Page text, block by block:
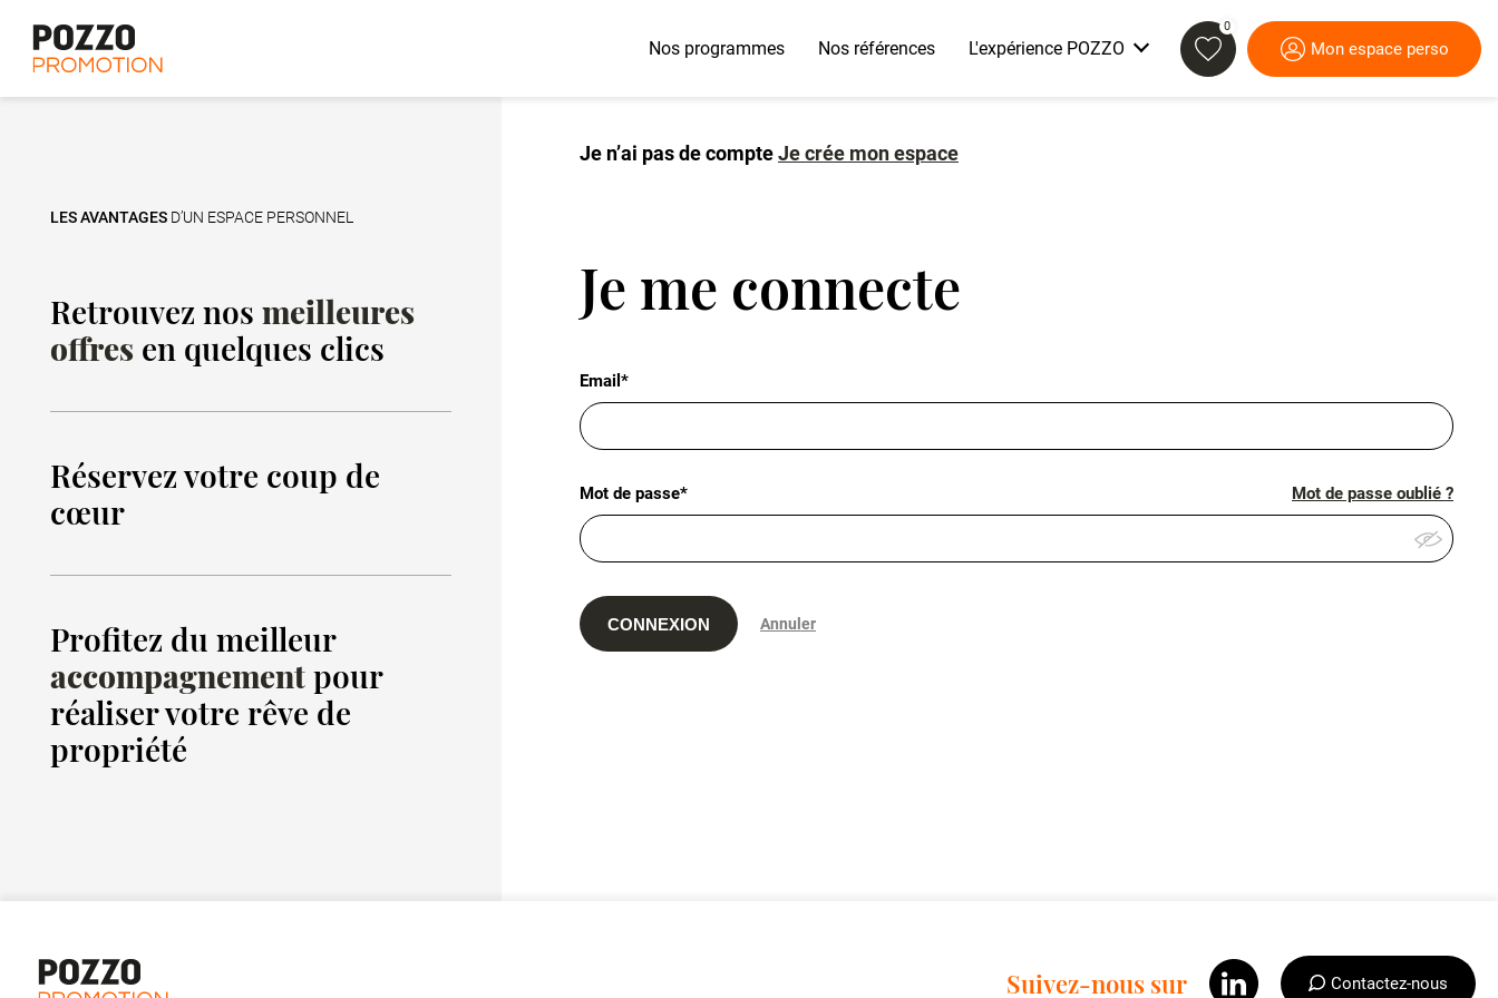
0
Mon espace perso
Nos programmes Nos références L'expérience POZZO
Notre équipe
LES AVANTAGES D’UN ESPACE PERSONNEL
Retrouvez nos meilleures
offres en quelques clics
Réservez votre coup de
cœur
Profitez du meilleur
accompagnementpour
réaliser votre rêve de
propriété
Je n’ai pas de compteJe crée mon espace
Je me connecte
Email*
Mot de passe* Mot de passe oublié ?
CONNEXION Annuler
Suivez-nous sur Contactez-nous